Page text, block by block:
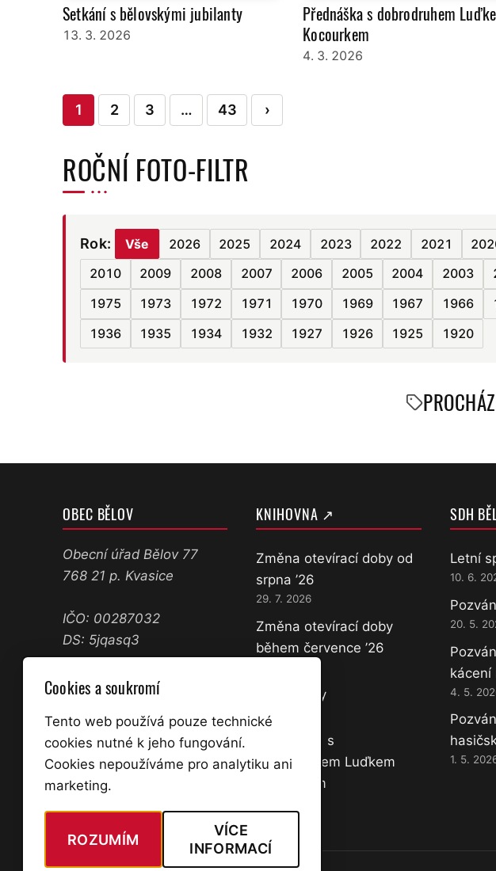
Setkání s bělovskými jubilanty
13. 3. 2026
Přednáška s dobrodruhem
Kocourkem
4. 3. 2026
Stránkování
příspěvků
1 2 3 … 43 ›
ROČNÍ FOTO-FILTR
Rok: Vše 2026 2025 2024 2023 2022 2021
2010
2009 2008 2007 2006 2005 2004 2003
1975
1973 1972 1971 1970 1969 1967 1966
1936
1935 1934 1932 1927 1926 1925 1920
OBEC BĚLOV
Obecní úřad Bělov 77
768 21 p. Kvasice
IČO: 00287032
DS: 5jqasq3
602 645 361
ucetni@belov.cz
starosta@belov.cz
Úřední hodiny:
Po a St 14:00 – 17:00
KNIHOVNA ↗
Změna otevírací doby od
srpna ’26
29. 7. 2026
Změna otevírací doby
během července ’26
Nové knihy
18. 3. 2026
Přednáška s
dobrodruhem Luďkem
Kocourkem
SDH
Letní
10. 6.
20. 5.
kácení
4. 5.
1. 5.
Cookies a soukromí
Tento web používá pouze technické
cookies nutné k jeho fungování.
Cookies nepoužíváme pro analytiku ani
marketing.
ROZUMÍM
VÍCE
INFORMACÍ